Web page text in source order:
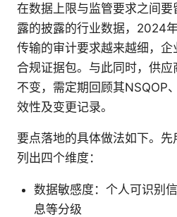
在数据上限与监管要求之间
露的披露的行业数据，2024
传输的审计要求越来越细，
合规证据包。与此同时，供
不变，需定期回顾其NSQOP
效性及变更记录。
要点落地的具体做法如下。
列出四个维度：
数据敏感度：个人可识别
息等分级